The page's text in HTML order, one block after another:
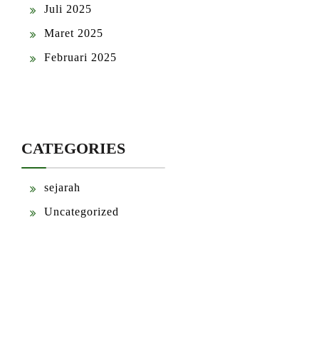
Juli 2025
Maret 2025
Februari 2025
CATEGORIES
sejarah
Uncategorized